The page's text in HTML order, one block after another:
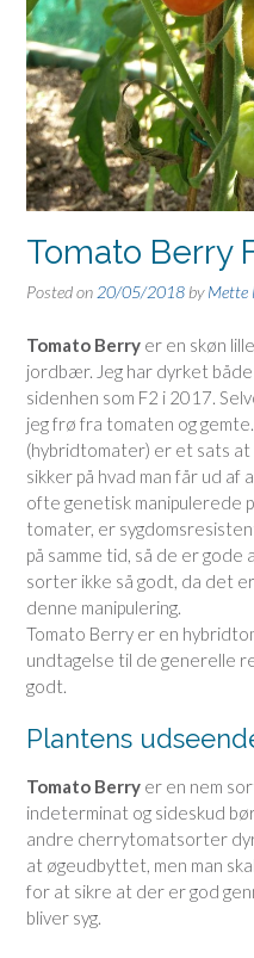
Tomato Berry
Posted on 20/05/2018 byMette
Tomato Berry er en skøn
jordbær. Jeg har dyrket
sidenhen som F2 i 2017.
jeg frø fra tomaten og
(hybridtomater) er et sats
sikker på hvad man får ud
ofte genetisk manipulerede
tomater, er
på samme tid, så de er
sorter ikke så godt, da det
denne manipulering.
Tomato Berry er en
undtagelse til de generelle
godt.
Plantens
Tomato Berry er en nem
indeterminat og sideskud
andre cherrytomatsorter
at øgeudbyttet, men man
for at sikre at der er god
bliver syg.